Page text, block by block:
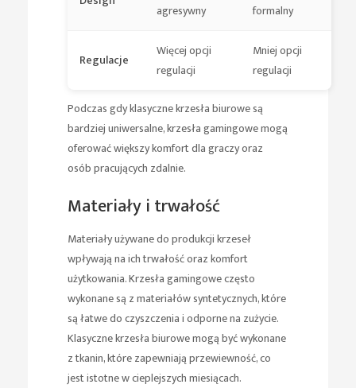
agresywny formalny
Regulacje
Więcej opcji
regulacji
Mniej opcji
regulacji
Podczas gdy klasyczne krzesła biurowe są
bardziej uniwersalne, krzesła gamingowe mogą
oferować większy komfort dla graczy oraz
osób pracujących zdalnie.
Materiały i trwałość
Materiały używane do produkcji krzeseł
wpływają na ich trwałość oraz komfort
użytkowania. Krzesła gamingowe często
wykonane są z materiałów syntetycznych, które
są łatwe do czyszczenia i odporne na zużycie.
Klasyczne krzesła biurowe mogą być wykonane
z tkanin, które zapewniają przewiewność, co
jest istotne w cieplejszych miesiącach.